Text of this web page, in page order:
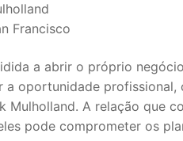
Francisco
a abrir o próprio
a oportunidade
Mulholland. A relação que
pode comprometer os